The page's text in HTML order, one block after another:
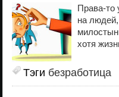
Права-то
на
хотя
Тэги безработица